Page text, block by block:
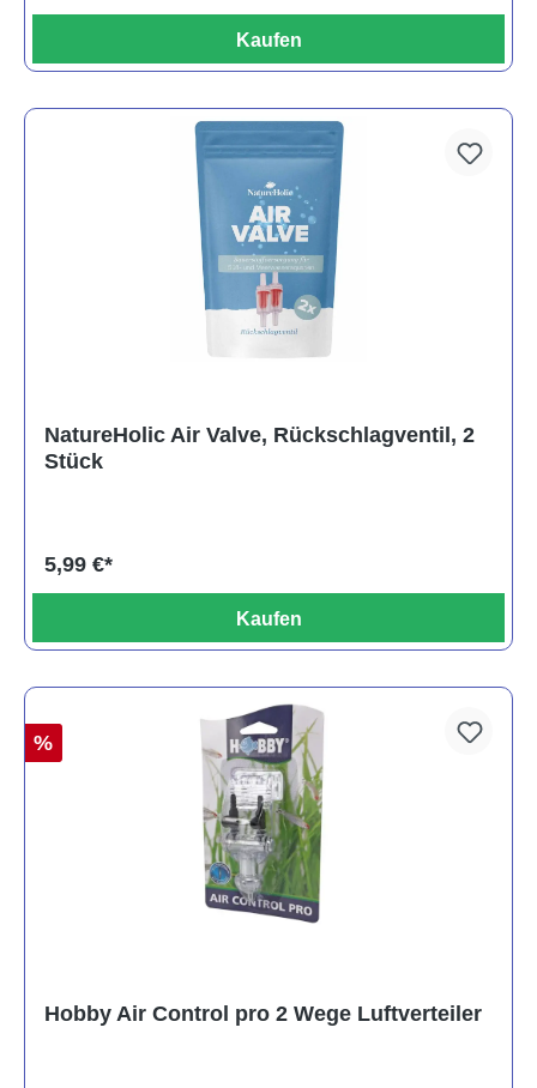
Kaufen
NatureHolic Air Valve, Rückschlagventil, 2
Stück
5,99 €*
Kaufen
%
Hobby Air Control pro 2 Wege Luftverteiler